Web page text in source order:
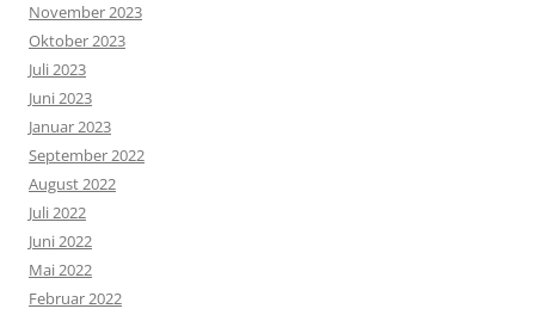
November 2023
Oktober 2023
Juli 2023
Juni 2023
Januar 2023
September 2022
August 2022
Juli 2022
Juni 2022
Mai 2022
Februar 2022